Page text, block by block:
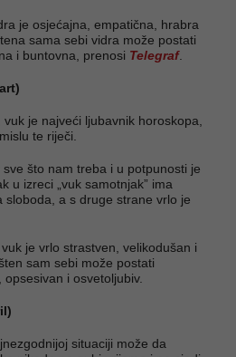
je osjećajna, empatična, hrabra
sama sebi vidra može postati
i buntovna, prenosi Telegraf.
je najveći ljubavnik horoskopa,
te riječi.
što nam treba i u potpunosti je
u izreci „vuk samotnjak” ima
sloboda, a s druge strane vrlo je
je vrlo strastven, velikodušan i
sam sebi može postati
i osvetoljubiv.
situaciji može da